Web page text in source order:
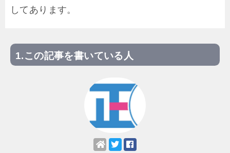
してあります。
この記事を書いている人